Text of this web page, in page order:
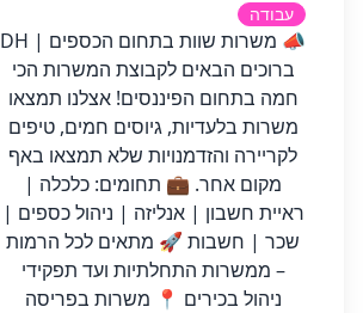
עבודה
📣 משרות שוות בתחום הכספים | DH
ברוכים הבאים לקבוצת המשרות הכי
חמה בתחום הפיננסים! אצלנו תמצאו
משרות בלעדיות, גיוסים חמים, טיפים
לקריירה והזדמנויות שלא תמצאו באף
מקום אחר. 💼 תחומים: כלכלה |
ראיית חשבון | אנליזה | ניהול כספים |
שכר | חשבות 🚀 מתאים לכל הרמות
– ממשרות התחלתיות ועד תפקידי
ניהול בכירים 📍 משרות בפריסה